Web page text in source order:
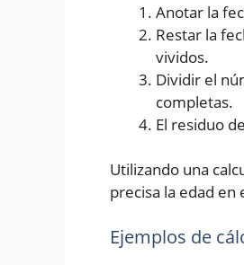
Anotar la
Restar la
vividos.
Dividir el
completas.
El residuo
Utilizando una
precisa la edad
Ejemplos de